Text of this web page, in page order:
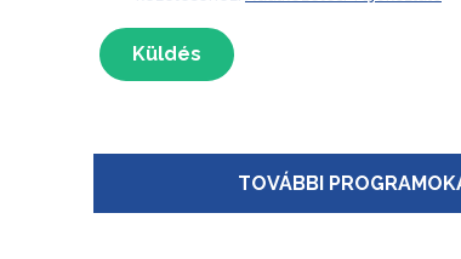
Küldés
TOVÁBBI